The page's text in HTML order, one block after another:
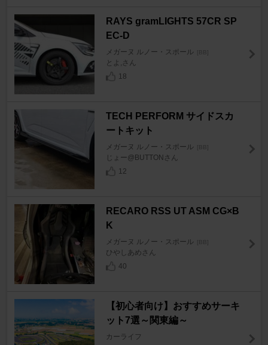
RAYS gramLIGHTS 57CR SP
EC-D
メガーヌ ルノー・スポール [BB]
とよ,さん
18
TECH PERFORM サイドスカ
ートキット
メガーヌ ルノー・スポール [BB]
じょー@BUTTONさん
12
RECARO RSS UT ASM CG×B
K
メガーヌ ルノー・スポール [BB]
ひやしあめさん
40
【初心者向け】おすすめサーキ
ット7選～関東編～
カーライフ